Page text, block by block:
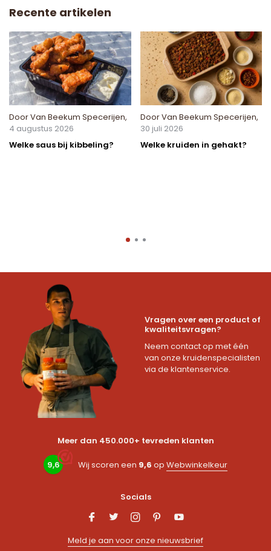
Recente artikelen
DoorVan Beekum Specerijen,
4 augustus 2026
Welke saus bij kibbeling?
DoorVan Beekum Specerijen,
30 juli 2026
Welke kruiden in gehakt?
Vragen over een product of
kwaliteitsvragen?
Neem contact op met één
van onze kruidenspecialisten
via de klantenservice.
Meer dan 450.000+ tevreden klanten
9,6 Wij scoren een 9,6 op Webwinkelkeur
Socials
Meld je aan voor onze nieuwsbrief